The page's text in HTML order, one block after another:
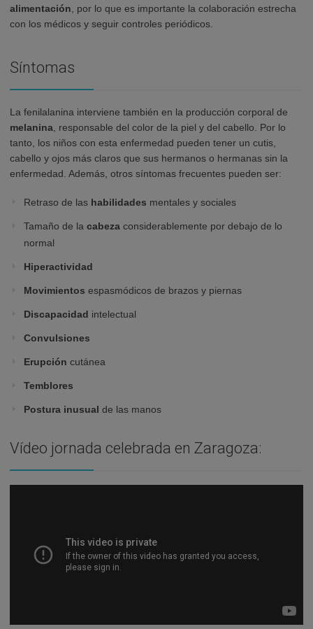
alimentación , por lo que es importante la colaboración estrecha
con los médicos y seguir controles periódicos.
Síntomas
La fenilalanina interviene también en la producción corporal de
melanina , responsable del color de la piel y del cabello. Por lo
tanto, los niños con esta enfermedad pueden tener un cutis,
cabello y ojos más claros que sus hermanos o hermanas sin la
enfermedad. Además, otros síntomas frecuentes pueden ser:
Retraso de las habilidades mentales y sociales
Tamaño de la cabeza considerablemente por debajo de lo
normal
Hiperactividad
Movimientos espasmódicos de brazos y piernas
Discapacidad intelectual
Convulsiones
Erupción cutánea
Temblores
Postura inusual de las manos
Vídeo jornada celebrada en Zaragoza: